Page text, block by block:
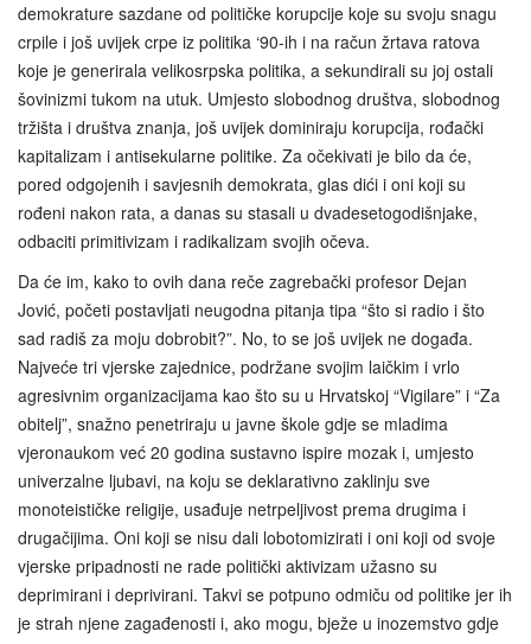
demokrature sazdane od političke korupcije koje su svoju snagu
crpile i još uvijek crpe iz politika ‘90-ih i na račun žrtava ratova
koje je generirala velikosrpska politika, a sekundirali su joj ostali
šovinizmi tukom na utuk. Umjesto slobodnog društva, slobodnog
tržišta i društva znanja, još uvijek dominiraju korupcija, rođački
kapitalizam i antisekularne politike. Za očekivati je bilo da će,
pored odgojenih i savjesnih demokrata, glas dići i oni koji su
rođeni nakon rata, a danas su stasali u dvadesetogodišnjake,
odbaciti primitivizam i radikalizam svojih očeva.
Da će im, kako to ovih dana reče zagrebački profesor Dejan
Jović, početi postavljati neugodna pitanja tipa “što si radio i što
sad radiš za moju dobrobit?”. No, to se još uvijek ne događa.
Najveće tri vjerske zajednice, podržane svojim laičkim i vrlo
agresivnim organizacijama kao što su u Hrvatskoj “Vigilare” i “Za
obitelj”, snažno penetriraju u javne škole gdje se mladima
vjeronaukom već 20 godina sustavno ispire mozak i, umjesto
univerzalne ljubavi, na koju se deklarativno zaklinju sve
monoteističke religije, usađuje netrpeljivost prema drugima i
drugačijima. Oni koji se nisu dali lobotomizirati i oni koji od svoje
vjerske pripadnosti ne rade politički aktivizam užasno su
deprimirani i deprivirani. Takvi se potpuno odmiču od politike jer ih
je strah njene zagađenosti i, ako mogu, bježe u inozemstvo gdje